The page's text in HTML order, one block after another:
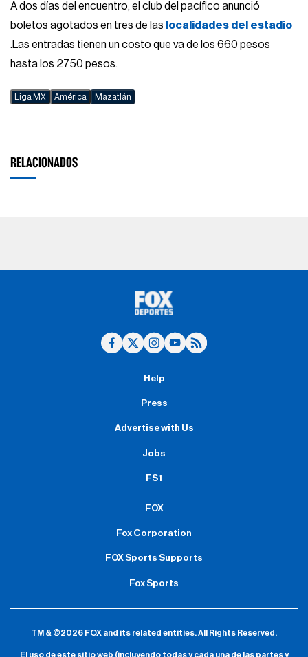
A dos días del encuentro, el club del pacífico anunció
boletos agotados en tres de las localidades del estadio
.Las entradas tienen un costo que va de los 660 pesos
hasta los 2750 pesos.
Liga MX América Mazatlán
RELACIONADOS
Help
Press
Advertise with Us
Jobs
FS1
FOX
Fox Corporation
FOX Sports Supports
Fox Sports
TM & ©2026 FOX and its related entities.All Rights Reserved.
El uso de este sitio web (incluyendo todas y cada una de las partes y